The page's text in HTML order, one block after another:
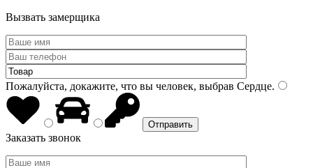
Вызвать замерщика
Пожалуйста, докажите, что вы человек, выбрав Сердце.
Заказать звонок